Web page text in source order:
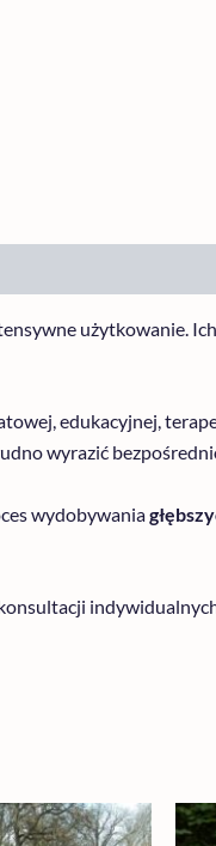
użytkowanie.
edukacyjnej,
wyrazić
wydobywania